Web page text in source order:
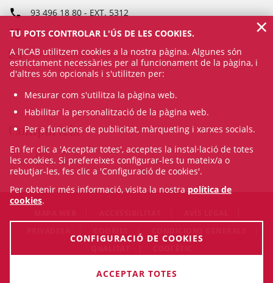
93 496 18 80- EXT.5312
Fax: 93 487 15 70
comiteelectoral@icab.cat
Comparteix
© Sun Aug 09 15:52:29 CEST 2026 Il·lustre Col·legi de
TU POTS CONTROLAR L'ÚS DE LES COOKIES.
A l’ICAB utilitzem cookies a la nostra pàgina. Algunes són
estrictament necessàries per al funcionament de la pàgina, i
d'altres són opcionals i s'utilitzen per:
Mesurar com s'utilitza la pàgina web.
Habilitar la personalització de la pàgina web.
Per a funcions de publicitat, màrqueting i xarxes socials.
En fer clic a 'Acceptar totes', acceptes la instal·lació de totes
les cookies. Si prefereixes configurar-les tu mateix/a o
rebutjar-les, fes clic a 'Configuració de cookies'.
Per obtenir més informació, visita la nostra política de
cookies.
CONFIGURACIÓ DE COOKIES
ACCEPTAR TOTES
×